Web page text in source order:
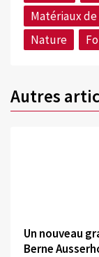
Matériaux
Nature
Autres
Un nouveau
Berne